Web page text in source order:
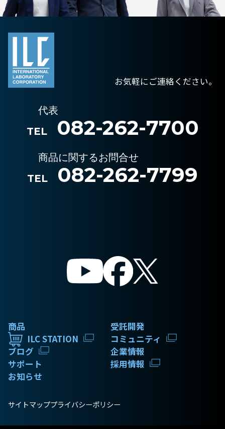
お気軽にご連絡ください。
代表
TEL
082-262-7700
商品に関するお問合せ
TEL
082-262-7799
商品
受託開発
ILC STATION
コミュニティ
ブログ
企業情報
サポート
採用情報
お知らせ
サイトマッププライバシーポリシー